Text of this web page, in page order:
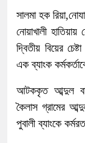
সালমা হক
নোয়াখালী
দ্বিতীয় বিয়ের
এক ব্যাংক
আটককৃত আব্দুল
কৈলাস গ্রামের
পুবালী ব্যাংকে